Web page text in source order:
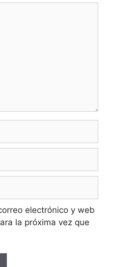
electrónico y web
la próxima vez que